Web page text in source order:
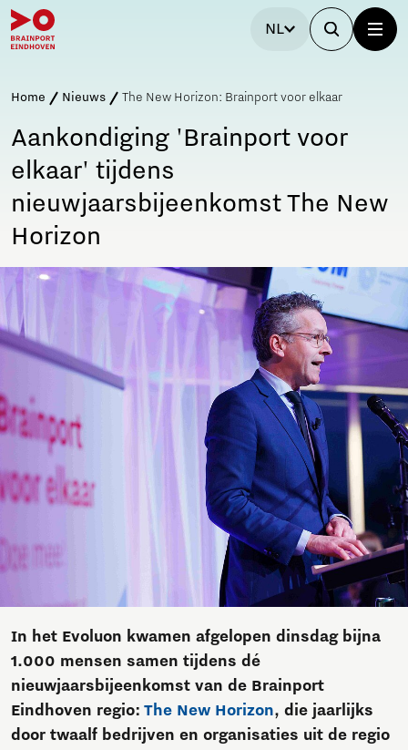
NL
Home Nieuws The New Horizon: Brainport voor elkaar
Aankondiging 'Brainport voor
elkaar' tijdens
nieuwjaarsbijeenkomst The New
Horizon
In het Evoluon kwamen afgelopen dinsdag bijna
1.000 mensen samen tijdens dé
nieuwjaarsbijeenkomst van de Brainport
Eindhoven regio: The New Horizon, die jaarlijks
door twaalf bedrijven en organisaties uit de regio